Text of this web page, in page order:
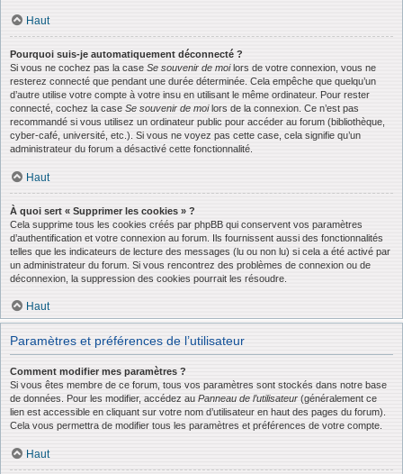
Haut
Pourquoi suis-je automatiquement déconnecté ?
Si vous ne cochez pas la case Se souvenir de moilors de votre connexion, vous ne
resterez connecté que pendant une durée déterminée. Cela empêche que quelqu’un
d’autre utilise votre compte à votre insu en utilisant le même ordinateur. Pour rester
connecté, cochez la case Se souvenir de moilors de la connexion. Ce n’est pas
recommandé si vous utilisez un ordinateur public pour accéder au forum (bibliothèque,
cyber-café, université, etc.). Si vous ne voyez pas cette case, cela signifie qu’un
administrateur du forum a désactivé cette fonctionnalité.
Haut
À quoi sert « Supprimer les cookies » ?
Cela supprime tous les cookies créés par phpBB qui conservent vos paramètres
d’authentification et votre connexion au forum. Ils fournissent aussi des fonctionnalités
telles que les indicateurs de lecture des messages (lu ou non lu) si cela a été activé par
un administrateur du forum. Si vous rencontrez des problèmes de connexion ou de
déconnexion, la suppression des cookies pourrait les résoudre.
Haut
Paramètres et préférences de l’utilisateur
Comment modifier mes paramètres ?
Si vous êtes membre de ce forum, tous vos paramètres sont stockés dans notre base
de données. Pour les modifier, accédez au Panneau de l’utilisateur (généralement ce
lien est accessible en cliquant sur votre nom d’utilisateur en haut des pages du forum).
Cela vous permettra de modifier tous les paramètres et préférences de votre compte.
Haut